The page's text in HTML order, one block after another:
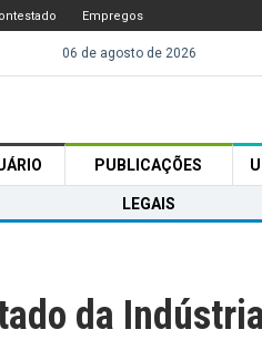
Empregos
06 de agosto de 2026
PUBLICAÇÕES
LEGAIS
da